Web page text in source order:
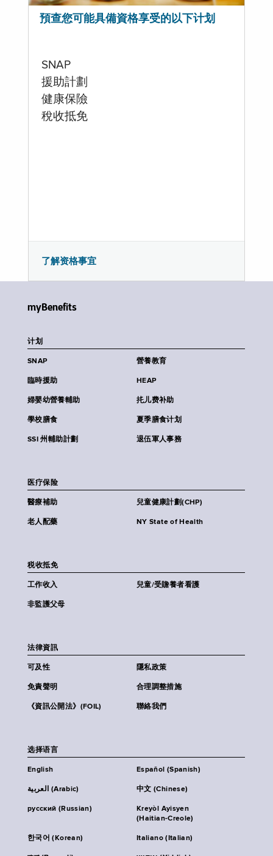
預查您可能具備資格享受的以下计划
SNAP
援助計劃
健康保險
稅收抵免
了解资格事宜
myBenefits
计划
SNAP 營養教育
臨時援助 HEAP
婦嬰幼營養輔助 扥儿费补助
學校膳食 夏季膳食计划
SSI 州輔助計劃 退伍軍人事務
医疗保险
醫療補助 兒童健康計劃(CHP)
老人配藥 NY State of Health
税收抵免
工作收入 兒童/受贍養者看護
非監護父母
法律資訊
可及性 隱私政策
免責聲明 合理調整措施
《資訊公開法》(FOIL) 聯絡我們
选择语言
English Español (Spanish)
العربية (Arabic) 中文 (Chinese)
русский (Russian)
Kreyòl Ayisyen
(Haitian-Creole)
한국어 (Korean) Italiano (Italian)